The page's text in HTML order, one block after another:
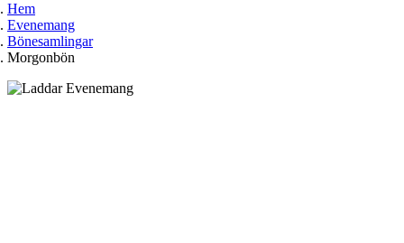
Hem
Evenemang
Bönesamlingar
Morgonbön